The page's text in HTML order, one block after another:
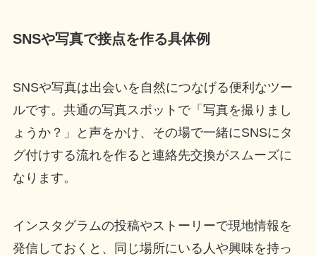
SNSや写真で接点を作る具体例
SNSや写真は出会いを自然につなげる便利なツー
ルです。共通の写真スポットで「写真を撮りまし
ょうか？」と声をかけ、その場で一緒にSNSにタ
グ付けする流れを作ると連絡先交換がスムーズに
なります。
インスタグラムの投稿やストーリーで現地情報を
発信しておくと、同じ場所にいる人や興味を持っ